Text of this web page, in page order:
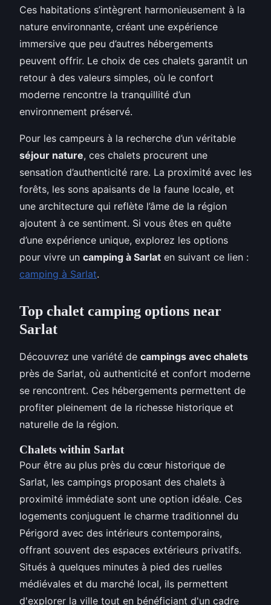
Ces habitations s’intègrent harmonieusement à la
nature environnante, créant une expérience
immersive que peu d’autres hébergements
peuvent offrir. Le choix de ces chalets garantit un
retour à des valeurs simples, où le confort
moderne rencontre la tranquillité d’un
environnement préservé.
Pour les campeurs à la recherche d’un véritable
séjour nature, ces chalets procurent une
sensation d’authenticité rare. La proximité avec les
forêts, les sons apaisants de la faune locale, et
une architecture qui reflète l’âme de la région
ajoutent à ce sentiment. Si vous êtes en quête
d’une expérience unique, explorez les options
pour vivre un camping à Sarlat en suivant ce lien :
camping à Sarlat.
Top chalet camping options near
Sarlat
Découvrez une variété de campings avec chalets
près de Sarlat, où authenticité et confort moderne
se rencontrent. Ces hébergements permettent de
profiter pleinement de la richesse historique et
naturelle de la région.
Chalets within Sarlat
Pour être au plus près du cœur historique de
Sarlat, les campings proposant des chalets à
proximité immédiate sont une option idéale. Ces
logements conjuguent le charme traditionnel du
Périgord avec des intérieurs contemporains,
offrant souvent des espaces extérieurs privatifs.
Situés à quelques minutes à pied des ruelles
médiévales et du marché local, ils permettent
d'explorer la ville tout en bénéficiant d'un cadre